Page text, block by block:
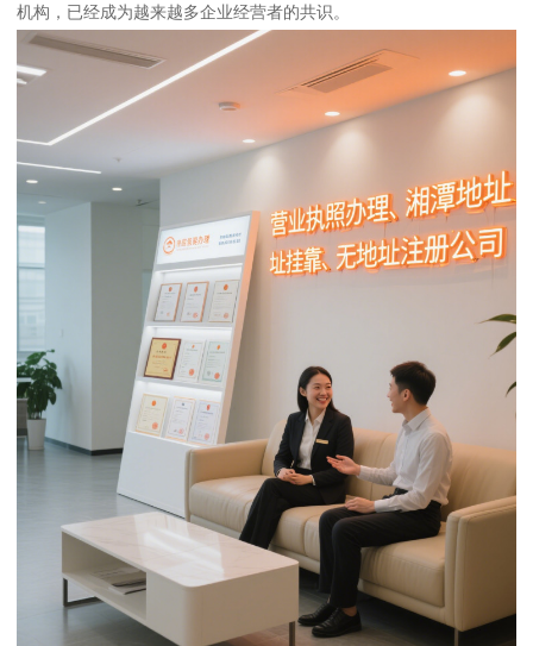
机构，已经成为越来越多企业经营者的共识。